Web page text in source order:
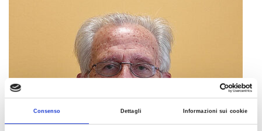
Consenso Dettagli Informazioni sui cookie